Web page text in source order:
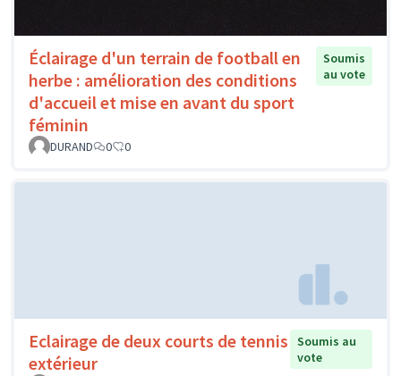
Éclairage d'un terrain de football en
herbe : amélioration des conditions
d'accueil et mise en avant du sport
féminin
Soumis
au vote
DURAND 0 0
Eclairage de deux courts de tennis
extérieur
Soumis au
vote